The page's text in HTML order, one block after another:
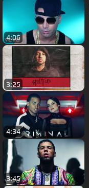
4:06
3:25
4:34
3:45